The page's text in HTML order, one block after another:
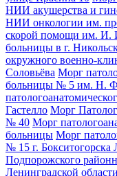
НИИ акушерства и
НИИ онкологии им.
скорой помощи им. И.
больницы в г.
окружного военно-
Соловьёва Морг
больницы № 5 им. Н.
Гастелло Морг
№ 40 Морг
больницы Морг
№ 15 г. Бокситогорска
Подпорожского
Ленинградской области